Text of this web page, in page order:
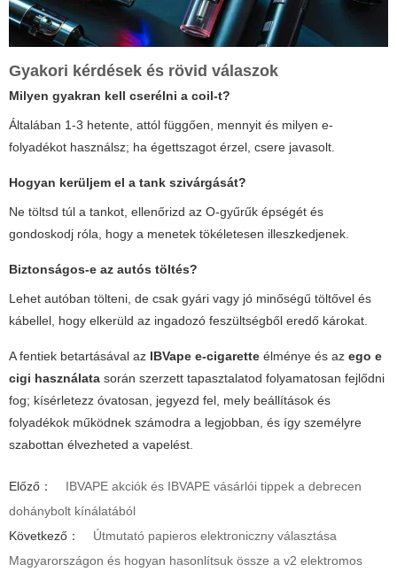
Gyakori kérdések és rövid válaszok
Milyen gyakran kell cserélni a coil-t?
Általában 1-3 hetente, attól függően, mennyit és milyen e-
folyadékot használsz; ha égettszagot érzel, csere javasolt.
Hogyan kerüljem el a tank szivárgását?
Ne töltsd túl a tankot, ellenőrizd az O-gyűrűk épségét és
gondoskodj róla, hogy a menetek tökéletesen illeszkedjenek.
Biztonságos-e az autós töltés?
Lehet autóban tölteni, de csak gyári vagy jó minőségű töltővel és
kábellel, hogy elkerüld az ingadozó feszültségből eredő károkat.
A fentiek betartásával az IBVape e-cigarette élménye és az ego e
cigi használata során szerzett tapasztalatod folyamatosan fejlődni
fog; kísérletezz óvatosan, jegyezd fel, mely beállítások és
folyadékok működnek számodra a legjobban, és így személyre
szabottan élvezheted a vapelést.
Előző：
IBVAPE akciók és IBVAPE vásárlói tippek a debrecen
dohánybolt kínálatából
Következő：
Útmutató papieros elektroniczny választása
Magyarországon és hogyan hasonlítsuk össze a v2 elektromos